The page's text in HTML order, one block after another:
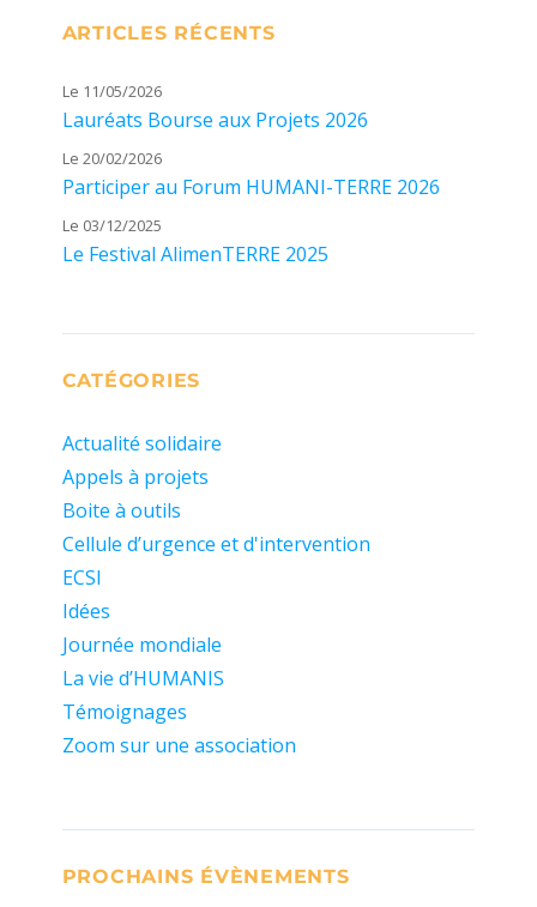
ARTICLES RÉCENTS
Le 11/05/2026
Lauréats Bourse aux Projets 2026
Le 20/02/2026
Participer au Forum HUMANI-TERRE 2026
Le 03/12/2025
Le Festival AlimenTERRE 2025
CATÉGORIES
Actualité solidaire
Appels à projets
Boite à outils
Cellule d’urgence et d'intervention
ECSI
Idées
Journée mondiale
La vie d’HUMANIS
Témoignages
Zoom sur une association
PROCHAINS ÉVÈNEMENTS